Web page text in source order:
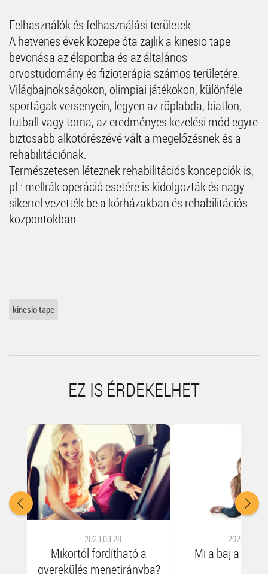
Felhasználók és felhasználási területek
A hetvenes évek közepe óta zajlik a kinesio tape
bevonása az élsportba és az általános
orvostudomány és fizioterápia számos területére.
Világbajnokságokon, olimpiai játékokon, különféle
sportágak versenyein, legyen az röplabda, biatlon,
futball vagy torna, az eredményes kezelési mód egyre
biztosabb alkotórészévé vált a megelőzésnek és a
rehabilitációnak.
Természetesen léteznek rehabilitációs koncepciók is,
pl.: mellrák operáció esetére is kidolgozták és nagy
sikerrel vezették be a kórházakban és rehabilitációs
központokban.
kinesio tape
EZ IS ÉRDEKELHET
2023.03.28.
Mikortól fordítható a
gyerekülés menetirányba?
2023.03.28.
Mi a baj a W-